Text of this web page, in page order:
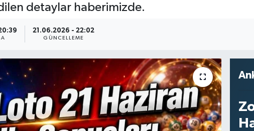
detaylar haberimizde.
21.06.2026 - 22:02
GÜNCELLEME